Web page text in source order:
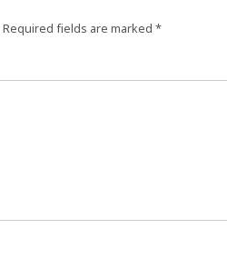
Required fields are marked *